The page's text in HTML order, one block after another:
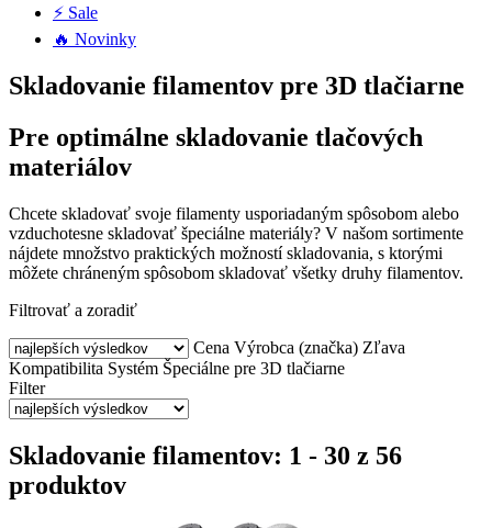
⚡ Sale
🔥 Novinky
Skladovanie filamentov pre 3D tlačiarne
Pre optimálne skladovanie tlačových
materiálov
Chcete skladovať svoje filamenty usporiadaným spôsobom alebo
vzduchotesne skladovať špeciálne materiály? V našom sortimente
nájdete množstvo praktických možností skladovania, s ktorými
môžete chráneným spôsobom skladovať všetky druhy filamentov.
Filtrovať a zoradiť
Cena Výrobca (značka) Zľava
Kompatibilita Systém Špeciálne pre 3D tlačiarne
Filter
Skladovanie filamentov: 1 - 30 z 56
produktov